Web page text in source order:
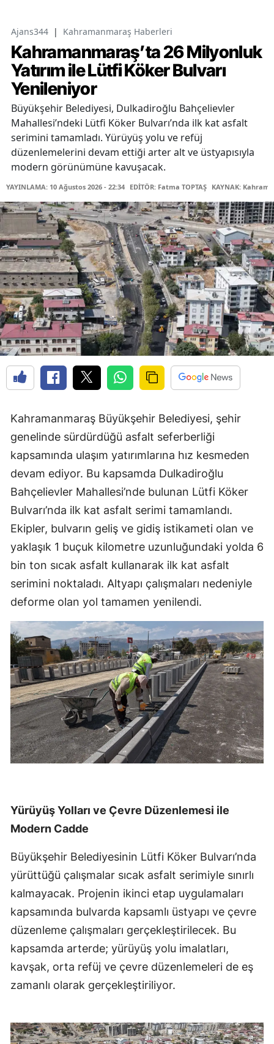
Ajans344 | Kahramanmaraş Haberleri
Kahramanmaraş’ta 26 Milyonluk
Yatırım ile Lütfi Köker Bulvarı
Yenileniyor
Büyükşehir Belediyesi, Dulkadiroğlu Bahçelievler
Mahallesi’ndeki Lütfi Köker Bulvarı’nda ilk kat asfalt
serimini tamamladı. Yürüyüş yolu ve refüj
düzenlemelerini devam ettiği arter alt ve üstyapısıyla
modern görünümüne kavuşacak.
YAYINLAMA: 10 Ağustos 2026 - 22:34 EDİTÖR: Fatma TOPTAŞ KAYNAK:
Kahramanmaraş Büyükşehir Belediyesi, şehir
genelinde sürdürdüğü asfalt seferberliği
kapsamında ulaşım yatırımlarına hız kesmeden
devam ediyor. Bu kapsamda Dulkadiroğlu
Bahçelievler Mahallesi’nde bulunan Lütfi Köker
Bulvarı’nda ilk kat asfalt serimi tamamlandı.
Ekipler, bulvarın geliş ve gidiş istikameti olan ve
yaklaşık 1 buçuk kilometre uzunluğundaki yolda 6
bin ton sıcak asfalt kullanarak ilk kat asfalt
serimini noktaladı. Altyapı çalışmaları nedeniyle
deforme olan yol tamamen yenilendi.
Yürüyüş Yolları ve Çevre Düzenlemesi ile
Modern Cadde
Büyükşehir Belediyesinin Lütfi Köker Bulvarı’nda
yürüttüğü çalışmalar sıcak asfalt serimiyle sınırlı
kalmayacak. Projenin ikinci etap uygulamaları
kapsamında bulvarda kapsamlı üstyapı ve çevre
düzenleme çalışmaları gerçekleştirilecek. Bu
kapsamda arterde; yürüyüş yolu imalatları,
kavşak, orta refüj ve çevre düzenlemeleri de eş
zamanlı olarak gerçekleştiriliyor.